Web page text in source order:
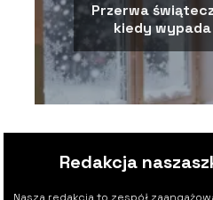
Przerwa
kiedy
Redakcja